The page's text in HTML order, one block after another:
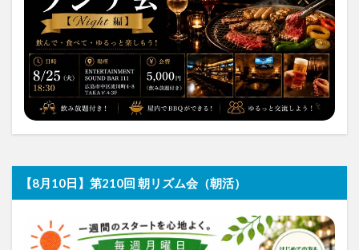
【8月10日】第210回 朝リズム会（朝活）